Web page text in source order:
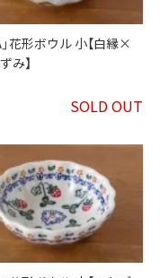
」花形ボウル 小【白縁×
み】
SOLD OUT